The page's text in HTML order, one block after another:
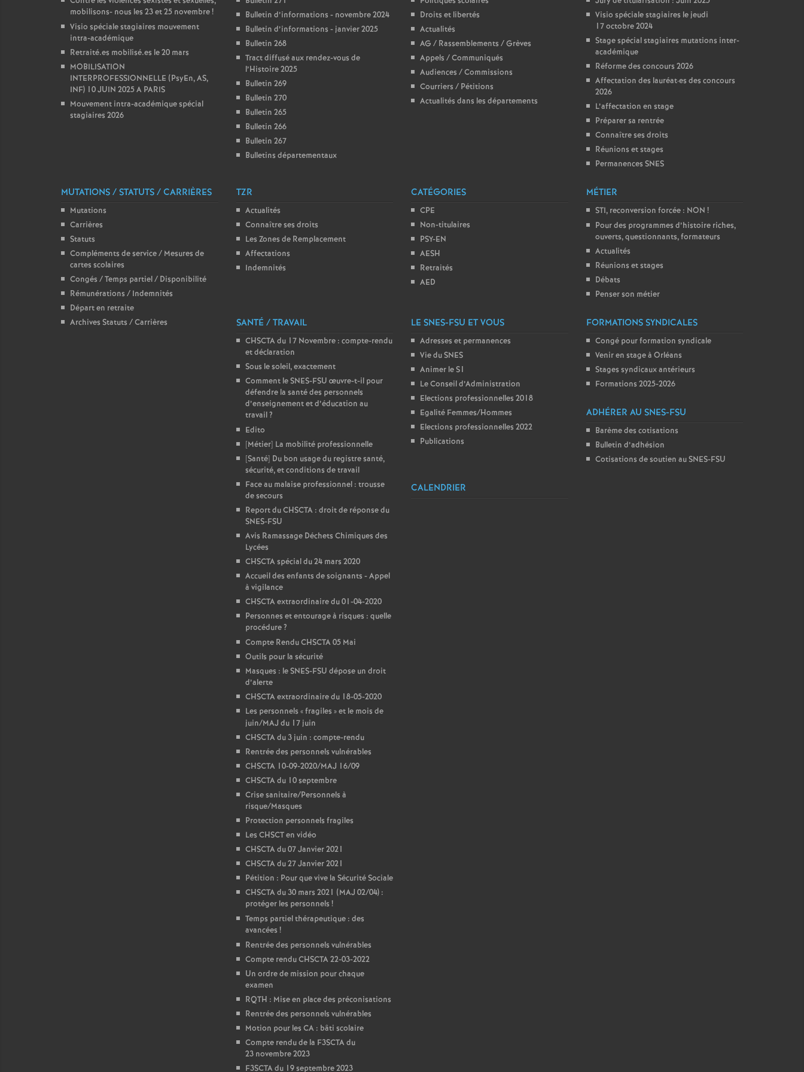
e
e
i
g
e
n
t
s
d
e
S
e
c
o
n
d
d
e
g
r
é
O
r
l
é
a
n
s
mobilisons- nous les 23 et 25 novembre!
Visio spéciale stagiaires mouvement
intra-académique
Retraité.es mobilisé.es le 20 mars
MOBILISATION
INTERPROFESSIONNELLE (PsyEn, AS,
INF) 10 JUIN 2025 A PARIS
Mouvement intra-académique spécial
stagiaires 2026
Bulletin d’informations - novembre 2024
Bulletin d’informations - janvier 2025
Bulletin 268
Tract diffusé aux rendez-vous de
l’Histoire 2025
Bulletin 269
Bulletin 270
Bulletin 265
Bulletin 266
Bulletin 267
Bulletins départementaux
Droits et libertés
Actualités
AG / Rassemblements / Grèves
Appels / Communiqués
Audiences / Commissions
Courriers / Pétitions
Actualités dans les départements
Visio spéciale stagiaires le jeudi
17 octobre 2024
Stage spécial stagiaires mutations inter-
académique
Réforme des concours 2026
Affectation des lauréat·es des concours
2026
L’affectation en stage
Préparer sa rentrée
Connaître ses droits
Réunions et stages
Permanences SNES
MUTATIONS / STATUTS / CARRIÈRES
Mutations
Carrières
Statuts
Compléments de service / Mesures de
cartes scolaires
Congés / Temps partiel / Disponibilité
Rémunérations / Indemnités
Départ en retraite
Archives Statuts / Carrières
TZR
Actualités
Connaître ses droits
Les Zones de Remplacement
Affectations
Indemnités
CATÉGORIES
CPE
Non-titulaires
PSY-EN
AESH
Retraités
AED
MÉTIER
STI, reconversion forcée : NON !
Pour des programmes d’histoire riches,
ouverts, questionnants, formateurs
Actualités
Réunions et stages
Débats
Penser son métier
SANTÉ / TRAVAIL
CHSCTA du 17 Novembre : compte-rendu
et déclaration
Sous le soleil, exactement
Comment le SNES-FSU œuvre-t-il pour
défendre la santé des personnels
d’enseignement et d’éducation au
travail?
Edito
[Métier] La mobilité professionnelle
[Santé] Du bon usage du registre santé,
sécurité, et conditions de travail
Face au malaise professionnel : trousse
de secours
Report du CHSCTA : droit de réponse du
SNES-FSU
Avis Ramassage Déchets Chimiques des
Lycées
CHSCTA spécial du 24 mars 2020
Accueil des enfants de soignants - Appel
à vigilance
CHSCTA extraordinaire du 01-04-2020
Personnes et entourage à risques : quelle
procédure?
Compte Rendu CHSCTA 05 Mai
Outils pour la sécurité
Masques : le SNES-FSU dépose un droit
d’alerte
CHSCTA extraordinaire du 18-05-2020
Les personnels «fragiles » et le mois de
juin/MAJ du 17 juin
CHSCTA du 3 juin : compte-rendu
Rentrée des personnels vulnérables
CHSCTA 10-09-2020/MAJ 16/09
CHSCTA du 10 septembre
Crise sanitaire/Personnels à
risque/Masques
Protection personnels fragiles
Les CHSCT en vidéo
CHSCTA du 07 Janvier 2021
CHSCTA du 27 Janvier 2021
Pétition : Pour que vive la Sécurité Sociale
CHSCTA du 30 mars 2021 (MAJ 02/04) :
protéger les personnels !
Temps partiel thérapeutique : des
avancées !
Rentrée des personnels vulnérables
Compte rendu CHSCTA 22-03-2022
Un ordre de mission pour chaque
examen
RQTH : Mise en place des préconisations
Rentrée des personnels vulnérables
Motion pour les CA : bâti scolaire
Compte rendu de la F3SCTA du
23 novembre 2023
F3SCTA du 19 septembre 2023
LE SNES-FSU ET VOUS
Adresses et permanences
Vie du SNES
Animer le S1
Le Conseil d’Administration
Elections professionnelles 2018
Egalité Femmes/Hommes
Elections professionnelles 2022
Publications
FORMATIONS SYNDICALES
Congé pour formation syndicale
Venir en stage à Orléans
Stages syndicaux antérieurs
Formations 2025-2026
ADHÉRER AU SNES-FSU
Barème des cotisations
Bulletin d’adhésion
Cotisations de soutien au SNES-FSU
CALENDRIER